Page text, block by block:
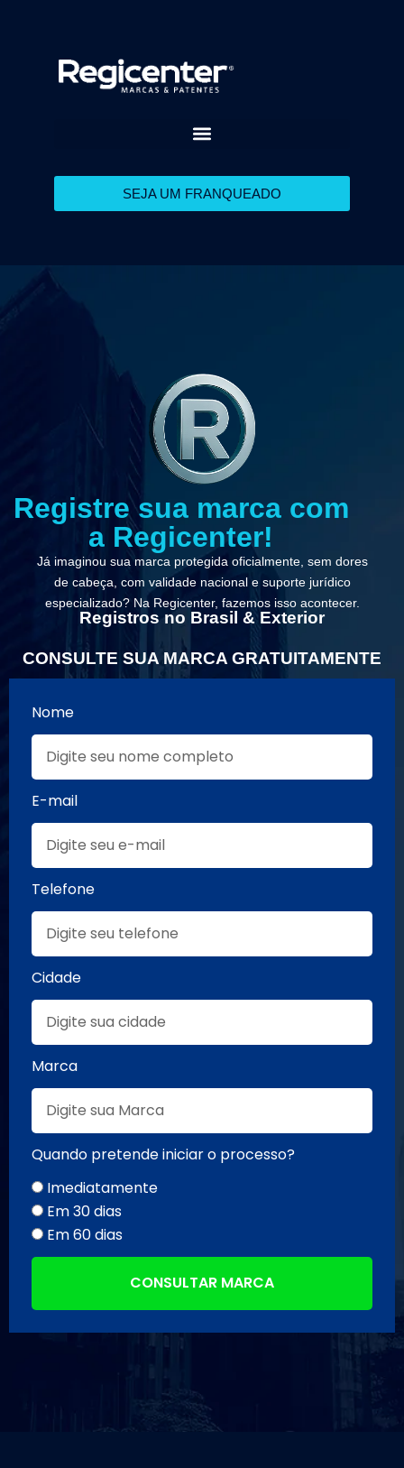
SEJA UM FRANQUEADO
Registre sua marca com
a Regicenter!
Já imaginou sua marca protegida oficialmente, sem dores
de cabeça, com validade nacional e suporte jurídico
especializado? Na Regicenter, fazemos isso acontecer.
Registros no Brasil & Exterior
CONSULTE SUA MARCA GRATUITAMENTE
Nome
E-mail
Telefone
Cidade
Marca
Quando pretende iniciar o processo?
Imediatamente
Em 30 dias
Em 60 dias
CONSULTAR MARCA